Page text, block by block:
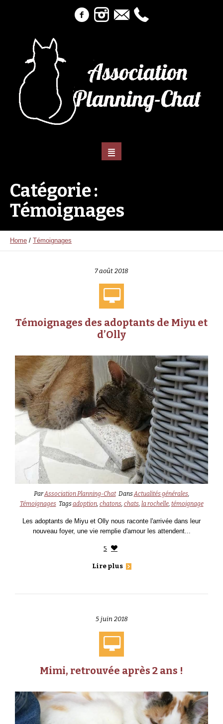
Catégorie :
Témoignages
Home / Témoignages
7 août 2018
Témoignages des adoptants de Miyu et
d’Olly
ParAssociation Planning-Chat DansActualités générales,
Témoignages Tagsadoption, chatons, chats, la rochelle, témoignage
Les adoptants de Miyu et Olly nous raconte l'arrivée dans leur
nouveau foyer, une vie remplie d'amour les attendent...
5
Lire plus
5 juin 2018
Mimi, retrouvée après 2 ans !